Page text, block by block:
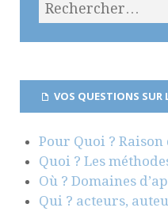
VOS QUESTIONS SUR
Pour Quoi ? Raison
Quoi ? Les
Où ? Domaines
Qui ? acteurs,